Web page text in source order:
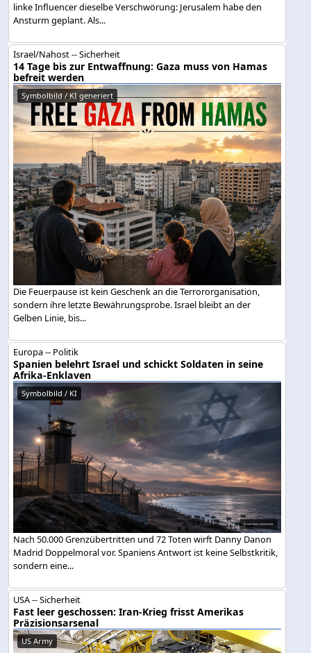
linke Influencer dieselbe Verschwörung: Jerusalem habe den
Ansturm geplant. Als...
Israel/Nahost -- Sicherheit
14 Tage bis zur Entwaffnung: Gaza muss von Hamas
befreit werden
Symbolbild / KI generiert
Die Feuerpause ist kein Geschenk an die Terrororganisation,
sondern ihre letzte Bewährungsprobe. Israel bleibt an der
Gelben Linie, bis...
Europa -- Politik
Spanien belehrt Israel und schickt Soldaten in seine
Afrika-Enklaven
Symbolbild / KI
Nach 50.000 Grenzübertritten und 72 Toten wirft Danny Danon
Madrid Doppelmoral vor. Spaniens Antwort ist keine Selbstkritik,
sondern eine...
USA -- Sicherheit
Fast leer geschossen: Iran-Krieg frisst Amerikas
Präzisionsarsenal
US Army